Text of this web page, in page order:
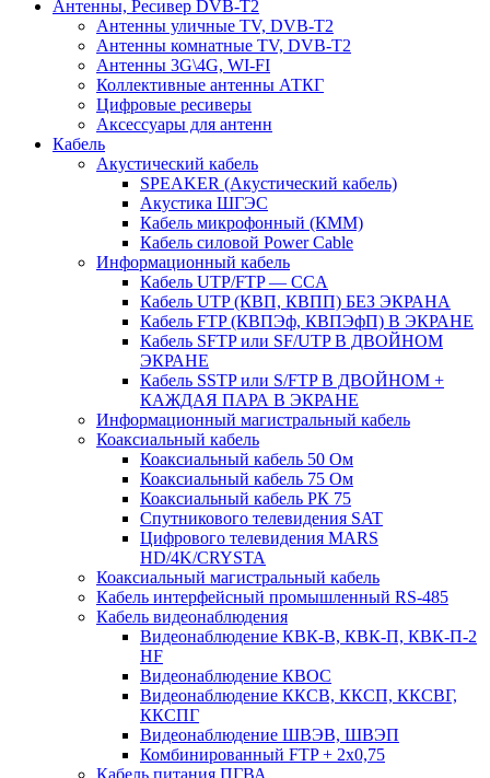
Антенны, Ресивер DVB-T2
Антенны уличные TV, DVB-T2
Антенны комнатные TV, DVB-T2
Антенны 3G\4G, WI-FI
Коллективные антенны АТКГ
Цифровые ресиверы
Аксессуары для антенн
Кабель
Акустический кабель
SPEAKER (Акустический кабель)
Акустика ШГЭС
Кабель микрофонный (КММ)
Кабель силовой Power Cable
Информационный кабель
Кабель UTP/FTP — CCA
Кабель UTP (КВП, КВПП) БЕЗ ЭКРАНА
Кабель FTP (КВПЭф, КВПЭфП) В ЭКРАНЕ
Кабель SFTP или SF/UTP В ДВОЙНОМ
ЭКРАНЕ
Кабель SSTP или S/FTP В ДВОЙНОМ +
КАЖДАЯ ПАРА В ЭКРАНЕ
Информационный магистральный кабель
Коаксиальный кабель
Коаксиальный кабель 50 Ом
Коаксиальный кабель 75 Ом
Коаксиальный кабель РК 75
Спутникового телевидения SAT
Цифрового телевидения MARS
HD/4K/CRYSTA
Коаксиальный магистральный кабель
Кабель интерфейсный промышленный RS-485
Кабель видеонаблюдения
Видеонаблюдение КВК-В, КВК-П, КВК-П-2
HF
Видеонаблюдение КВОС
Видеонаблюдение ККСВ, ККСП, ККСВГ,
ККСПГ
Видеонаблюдение ШВЭВ, ШВЭП
Комбинированный FTP + 2х0,75
Кабель питания ПГВА